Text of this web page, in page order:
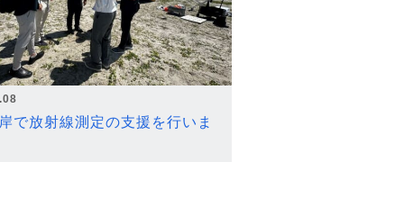
で放射線測定の支援を行いま